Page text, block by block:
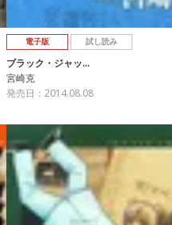
電子版 試し読み
ブラック・ジャッ…
宮崎克
発売日：2014.08.08